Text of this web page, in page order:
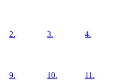
2. 3. 4.
9. 10. 11.